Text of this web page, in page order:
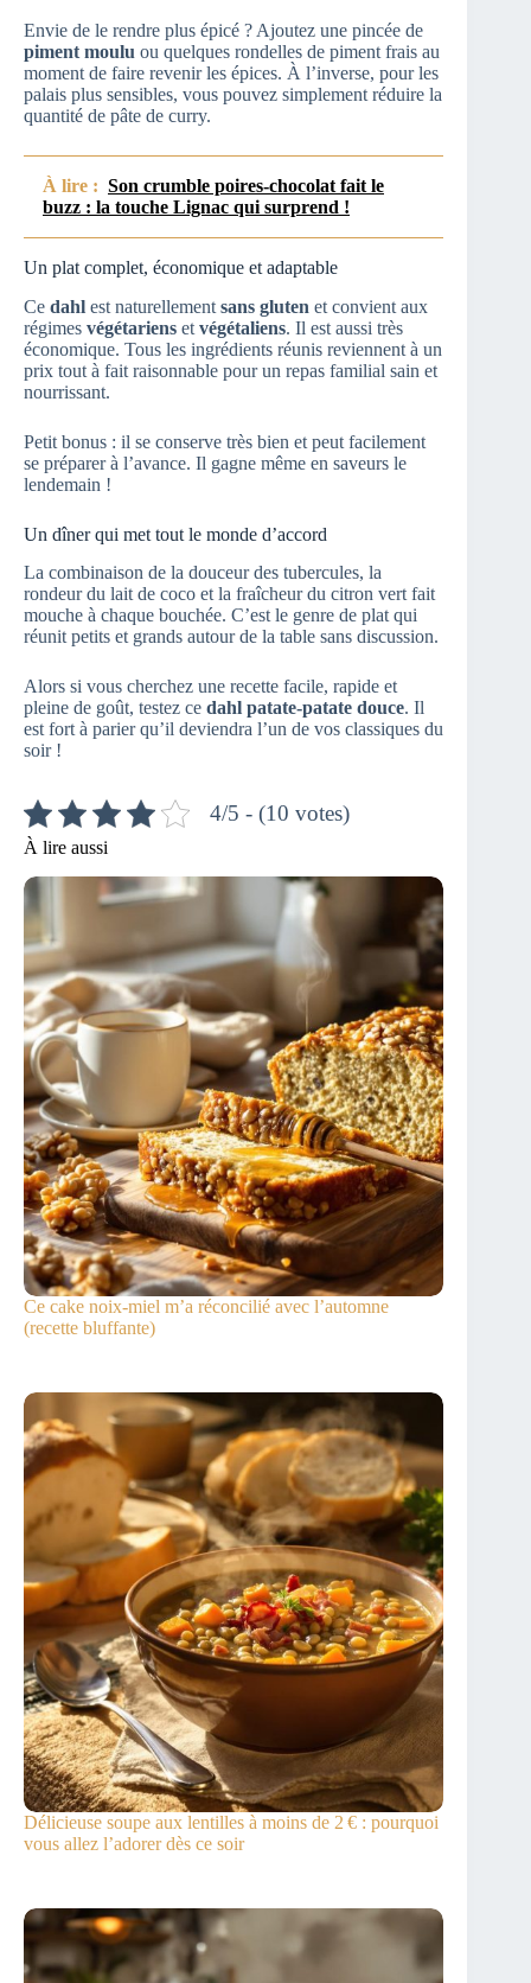
Envie de le rendre plus épicé ? Ajoutez une pincée de
piment moulu ou quelques rondelles de piment frais au
moment de faire revenir les épices. À l’inverse, pour les
palais plus sensibles, vous pouvez simplement réduire la
quantité de pâte de curry.
À lire : Son crumble poires-chocolat fait le
buzz : la touche Lignac qui surprend !
Un plat complet, économique et adaptable
Ce dahl est naturellement sans gluten et convient aux
régimes végétariens et végétaliens. Il est aussi très
économique. Tous les ingrédients réunis reviennent à un
prix tout à fait raisonnable pour un repas familial sain et
nourrissant.
Petit bonus : il se conserve très bien et peut facilement
se préparer à l’avance. Il gagne même en saveurs le
lendemain !
Un dîner qui met tout le monde d’accord
La combinaison de la douceur des tubercules, la
rondeur du lait de coco et la fraîcheur du citron vert fait
mouche à chaque bouchée. C’est le genre de plat qui
réunit petits et grands autour de la table sans discussion.
Alors si vous cherchez une recette facile, rapide et
pleine de goût, testez ce dahl patate-patate douce. Il
est fort à parier qu’il deviendra l’un de vos classiques du
soir !
4/5 - (10 votes)
À lire aussi
Ce cake noix-miel m’a réconcilié avec l’automne
(recette bluffante)
Délicieuse soupe aux lentilles à moins de 2 € : pourquoi
vous allez l’adorer dès ce soir